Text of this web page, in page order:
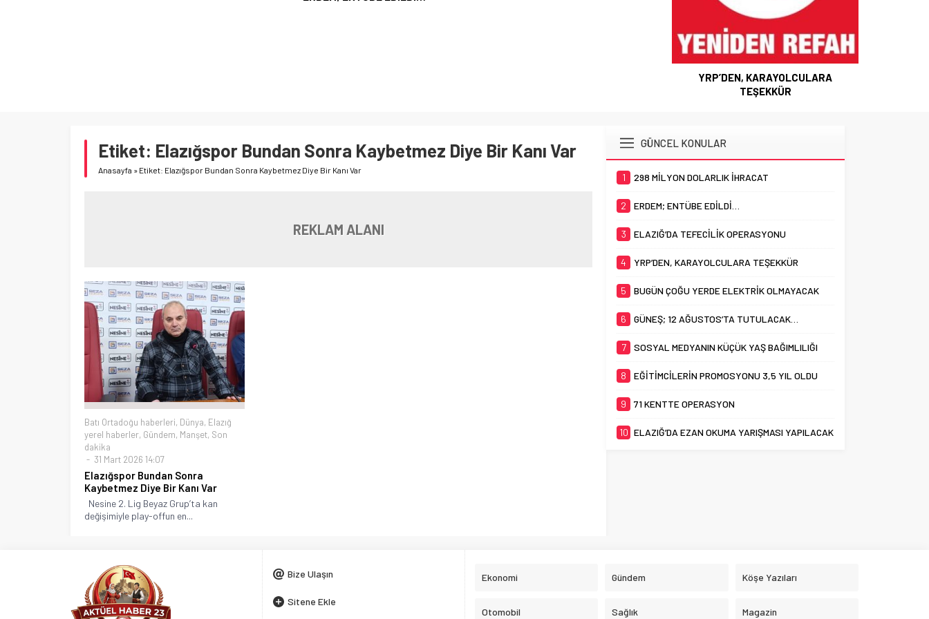
YRP’DEN, KARAYOLCULARA
TEŞEKKÜR
Etiket: Elazığspor Bundan Sonra Kaybetmez Diye Bir Kanı Var
Anasayfa » Etiket: Elazığspor Bundan Sonra Kaybetmez Diye Bir Kanı Var
REKLAM ALANI
Batı Ortadoğu haberleri, Dünya, Elazığ
yerel haberler, Gündem, Manşet, Son
dakika
31 Mart 2026 14:07
Elazığspor Bundan Sonra
Kaybetmez Diye Bir Kanı Var
Nesine 2. Lig Beyaz Grup’ta kan
değişimiyle play-offun en...
GÜNCEL KONULAR
1 298 MİLYON DOLARLIK İHRACAT
2 ERDEM; ENTÜBE EDİLDİ…
3 ELAZIĞ’DA TEFECİLİK OPERASYONU
4 YRP’DEN, KARAYOLCULARA TEŞEKKÜR
5 BUGÜN ÇOĞU YERDE ELEKTRİK OLMAYACAK
6 GÜNEŞ; 12 AĞUSTOS’TA TUTULACAK…
7 SOSYAL MEDYANIN KÜÇÜK YAŞ BAĞIMLILIĞI
8 EĞİTİMCİLERİN PROMOSYONU 3,5 YIL OLDU
9 71 KENTTE OPERASYON
10 ELAZIĞ’DA EZAN OKUMA YARIŞMASI YAPILACAK
Bize Ulaşın
Sitene Ekle
Ekonomi Gündem Köşe Yazıları
Otomobil Sağlık Magazin